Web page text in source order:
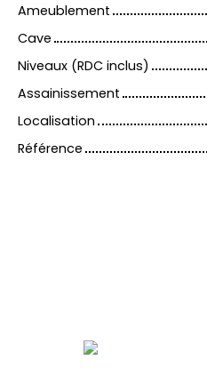
Ameublement
Cave
Niveaux (RDC inclus)
Assainissement
Localisation
Référence